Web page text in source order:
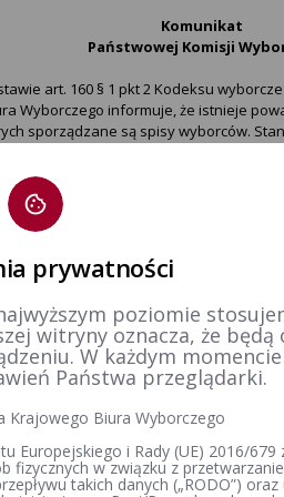
Komunikat
Państwowej Komisji
art. 160 § 1 pkt 2 Kodeksu
Wyborczego informuje, że istnieje
sporządzane są spisy wyborców.
Polskiej prawa do
wdrażanej przez Ministerstwo
dnia 24 września 2010 r.
o ewidencji
rejestrów wyborców oraz
przez gminy do sporządzania spisów
że sygnalizowała już wcześniej
podkreśla, że zarówno Państwowa
ŹRÓDŁO i systemów
prywatności
poziomie
witryny oznacza, że będą
W każdym
Państwa przeglądarki.
Krajowego Biura Wyborczego
Europejskiego i Rady (UE) 2016/679
fizycznych w związku z
takich danych („RODO”) oraz